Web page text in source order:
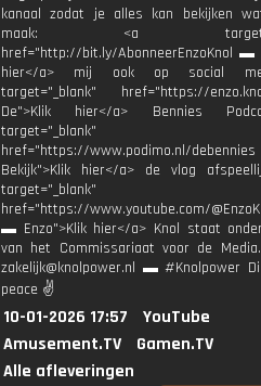
kanaal zodat je alles kan bekijken
maak: <a
href="http://bit.ly/AbonneerEnzoKnol ▬
hier</a> mij ook op social
target="_blank" href="https://
De">Klik hier</a> Bennies
target="_blank"
href="https://www.podimo.nl/debennies
Bekijk">Klik hier</a> de vlog
target="_blank"
href="https://www.youtube.com/
▬ Enzo">Klik hier</a> Knol staat
van het Commissariaat voor de
zakelijk@knolpower.nl ▬ #Knolpower
peace ✌
10-01-2026 17:57
YouTube
Amusement.TV
Gamen.TV
Alle afleveringen